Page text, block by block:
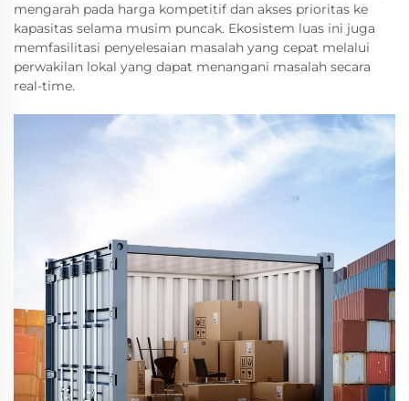
mengarah pada harga kompetitif dan akses prioritas ke
kapasitas selama musim puncak. Ekosistem luas ini juga
memfasilitasi penyelesaian masalah yang cepat melalui
perwakilan lokal yang dapat menangani masalah secara
real-time.